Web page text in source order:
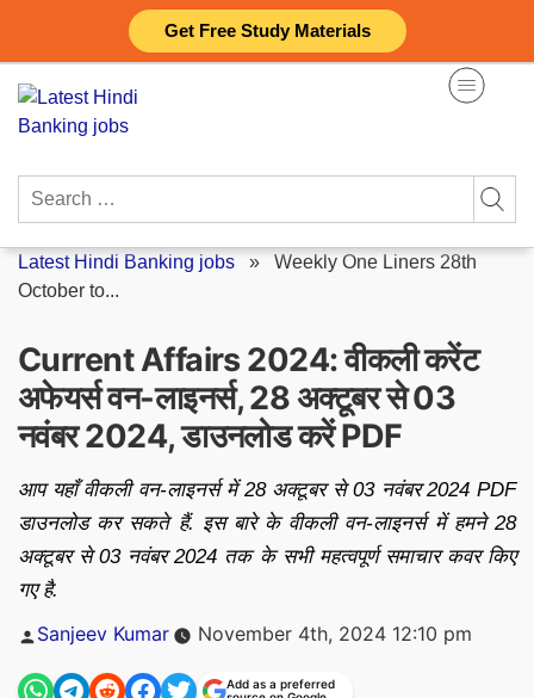
Get Free Study Materials
content
Search
Latest Hindi Banking jobs » Weekly One Liners 28th
October to...
Current Affairs 2024: वीकली करेंट
अफेयर्स वन-लाइनर्स, 28 अक्टूबर से 03
नवंबर 2024, डाउनलोड करें PDF
आप यहाँ वीकली वन-लाइनर्स में 28 अक्टूबर से 03 नवंबर 2024 PDF
डाउनलोड कर सकते हैं. इस बारे के वीकली वन-लाइनर्स में हमने 28
अक्टूबर से 03 नवंबर 2024 तक के सभी महत्वपूर्ण समाचार कवर किए
गए है.
Posted
Sanjeev Kumar November 4th, 2024 12:10 pm
Add as a preferred